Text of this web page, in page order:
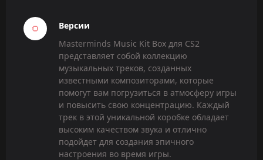
Версии
Masterminds Music Kit Box для CS2
представляет собой коллекцию
музыкальных треков, созданных
известными композиторами, которые
помогут вам погрузиться в атмосферу игры
и повысить свою концентрацию. Каждый
трек в этой уникальной коробке обладает
высоким качеством звука и отлично
подойдет для создания эпичного
настроения во время игры.